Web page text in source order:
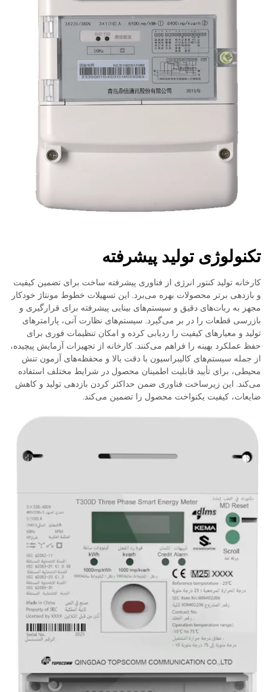
تکنولوژی تولید پیشرفته
کارخانه تولید کنتور انرژی از فناوری پیشرفته ساخت برای تضمین کیفیت
و بازدهی برتر محصولات بهره می‌برد. این تسهیلات خطوط مونتاژ خودکار
مجهز به ربات‌های دقیق و سیستم‌های بینایی پیشرفته برای قرارگیری و
بازرسی قطعات را در بر می‌گیرد. سیستم‌های نظارت آنی، پارامترهای
تولید و معیارهای کیفیت را ردیابی کرده و امکان تنظیمات فوری برای
حفظ عملکرد بهینه را فراهم می‌کنند. کارخانه از تجهیزات آزمایش پیچیده،
از جمله سیستم‌های کالیبراسیون با دقت بالا و محفظه‌های آزمون تنش
محیطی، برای تأیید قابلیت اطمینان محصول در شرایط مختلف استفاده
می‌کند. این زیرساخت فناوری ضمن حداکثر کردن بازدهی تولید و کاهش
ضایعات، کیفیت یکنواخت محصول را تضمین می‌کند.